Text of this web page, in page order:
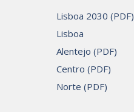
Lisboa 2030 (PDF)
Lisboa
Alentejo (PDF)
Centro (PDF)
Norte (PDF)